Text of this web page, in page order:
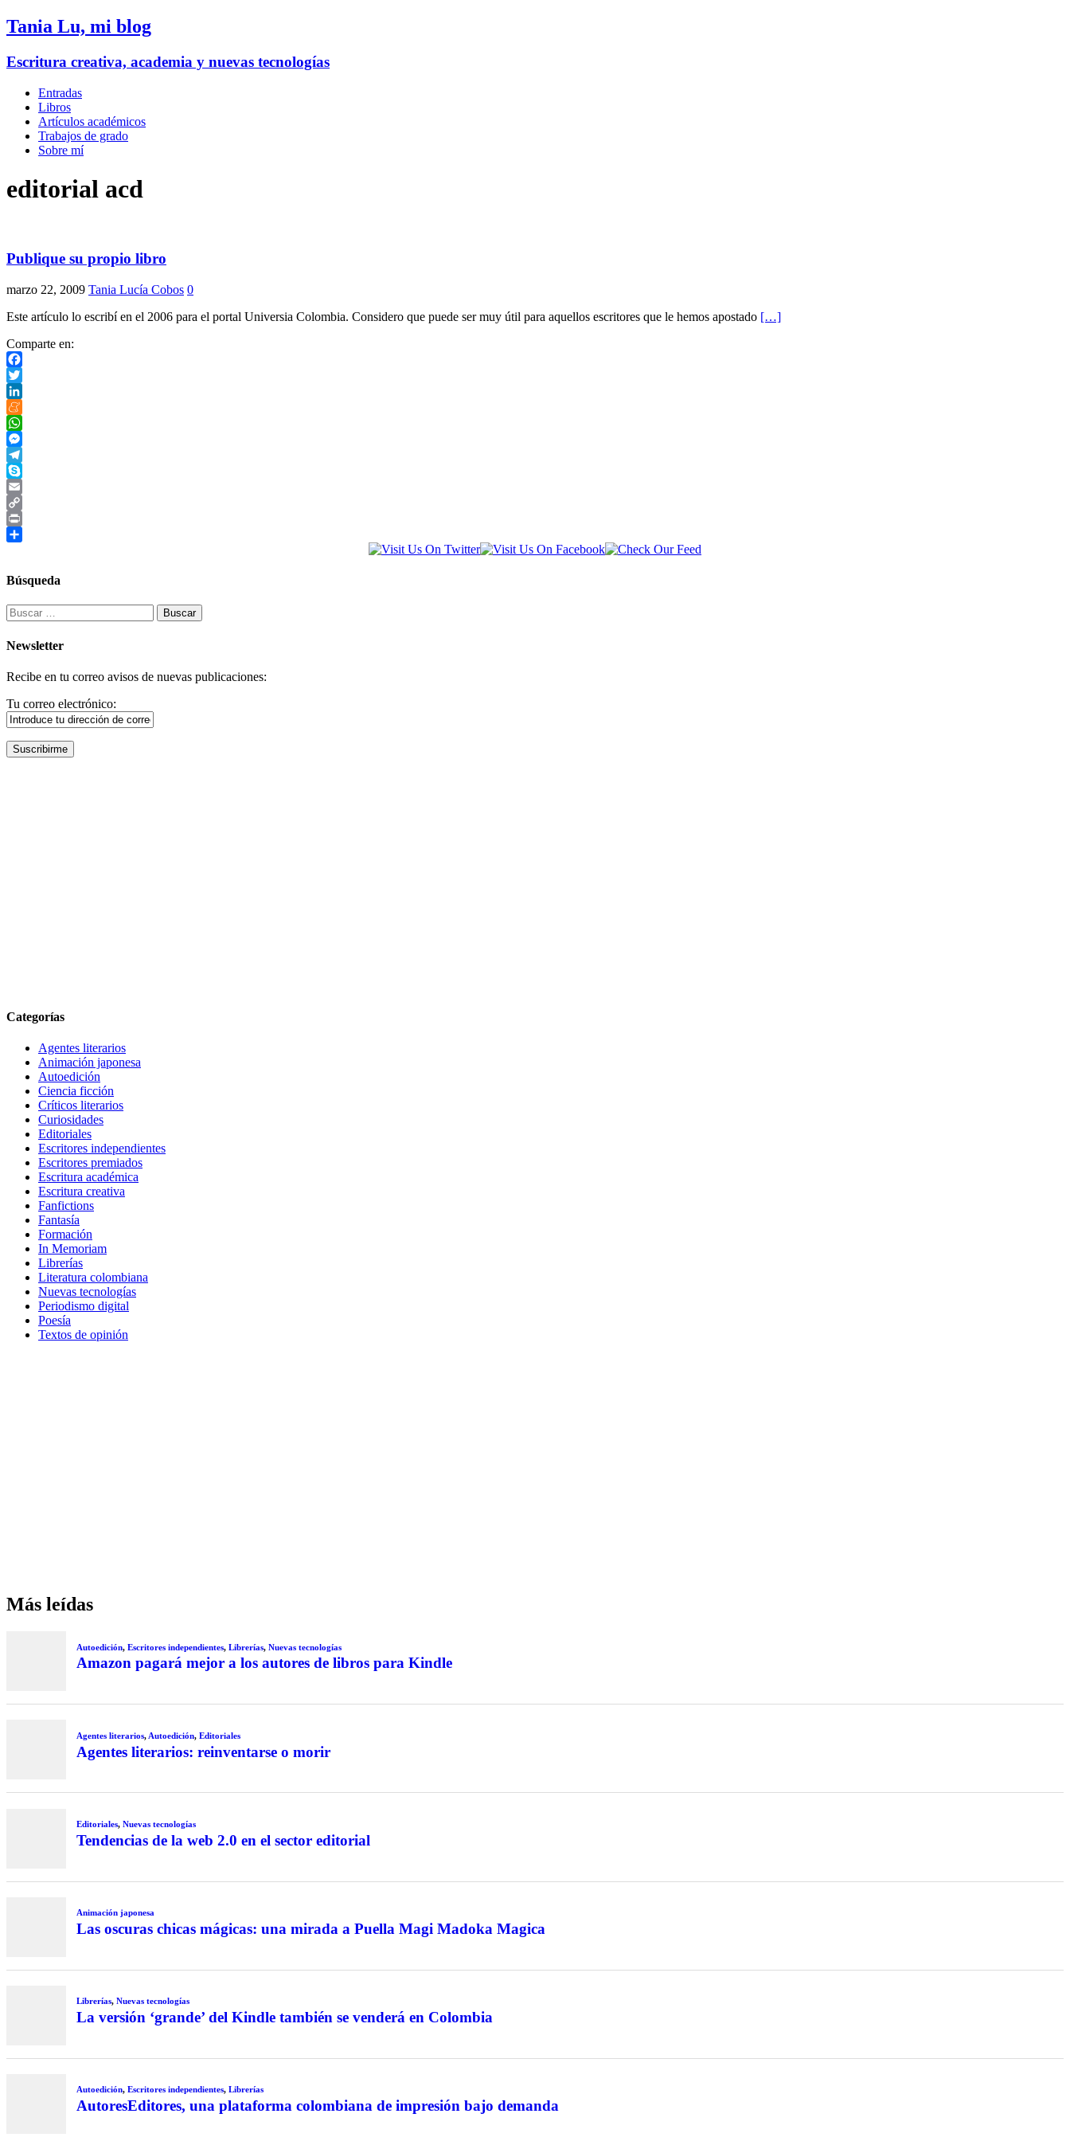
Tania Lu, mi blog
Escritura creativa, academia y nuevas tecnologías
Entradas
Libros
Artículos académicos
Trabajos de grado
Sobre mí
editorial acd
Publique su propio libro
marzo 22, 2009 Tania Lucía Cobos 0
Este artículo lo escribí en el 2006 para el portal Universia Colombia. Considero que puede ser muy útil para aquellos escritores que le hemos apostado […]
Comparte en:
Facebook
Twitter
LinkedIn
Meneame
WhatsApp
Messenger
Telegram
Skype
Email
Copy
Link
Print
Búsqueda
Buscar:
Newsletter
Recibe en tu correo avisos de nuevas publicaciones:
Tu correo electrónico:
Categorías
Agentes literarios
Animación japonesa
Autoedición
Ciencia ficción
Críticos literarios
Curiosidades
Editoriales
Escritores independientes
Escritores premiados
Escritura académica
Escritura creativa
Fanfictions
Fantasía
Formación
In Memoriam
Librerías
Literatura colombiana
Nuevas tecnologías
Periodismo digital
Poesía
Textos de opinión
Más leídas
Autoedición, Escritores independientes, Librerías, Nuevas tecnologías
Amazon pagará mejor a los autores de libros para Kindle
Agentes literarios, Autoedición, Editoriales
Agentes literarios: reinventarse o morir
Editoriales, Nuevas tecnologías
Tendencias de la web 2.0 en el sector editorial
Animación japonesa
Las oscuras chicas mágicas: una mirada a Puella Magi Madoka Magica
Librerías, Nuevas tecnologías
La versión ‘grande’ del Kindle también se venderá en Colombia
Autoedición, Escritores independientes, Librerías
AutoresEditores, una plataforma colombiana de impresión bajo demanda